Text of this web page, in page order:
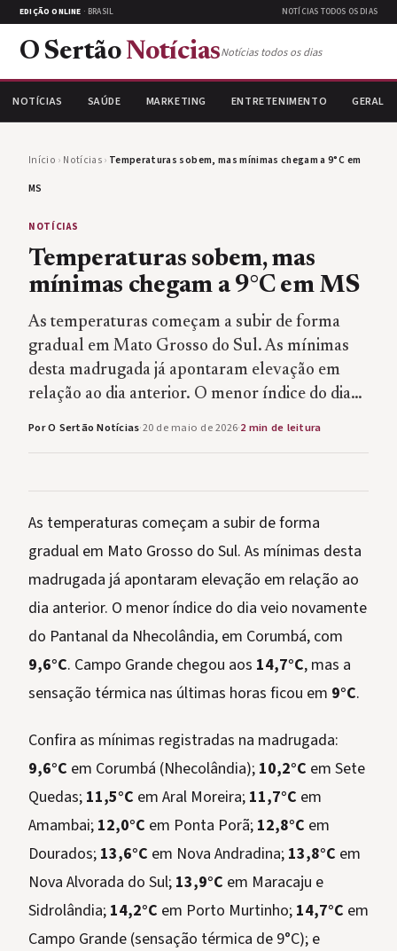
EDIÇÃO ONLINE · BRASIL NOTÍCIAS TODOS OS DIAS
O Sertão NotíciasNotícias todos os dias
NOTÍCIAS SAÚDE MARKETING ENTRETENIMENTO GERAL
Início › Notícias› Temperaturas sobem, mas mínimas chegam a 9°C em
MS
NOTÍCIAS
Temperaturas sobem, mas
mínimas chegam a 9°C em MS
As temperaturas começam a subir de forma
gradual em Mato Grosso do Sul. As mínimas
desta madrugada já apontaram elevação em
relação ao dia anterior. O menor índice do dia…
Por O Sertão Notícias·20 de maio de 2026·2 min de leitura
As temperaturas começam a subir de forma
gradual em Mato Grosso do Sul. As mínimas desta
madrugada já apontaram elevação em relação ao
dia anterior. O menor índice do dia veio novamente
do Pantanal da Nhecolândia, em Corumbá, com
9,6°C. Campo Grande chegou aos 14,7°C, mas a
sensação térmica nas últimas horas ficou em 9°C.
Confira as mínimas registradas na madrugada:
9,6°C em Corumbá (Nhecolândia); 10,2°C em Sete
Quedas; 11,5°C em Aral Moreira; 11,7°C em
Amambai; 12,0°C em Ponta Porã; 12,8°C em
Dourados; 13,6°C em Nova Andradina; 13,8°C em
Nova Alvorada do Sul; 13,9°C em Maracaju e
Sidrolândia; 14,2°C em Porto Murtinho; 14,7°C em
Campo Grande (sensação térmica de 9°C); e